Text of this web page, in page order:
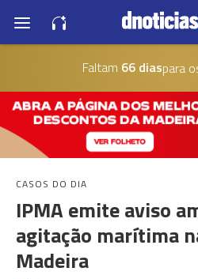
Faltam 66 diaspara
CASOS DO DIA
IPMA emite aviso
agitação marítima
Madeira